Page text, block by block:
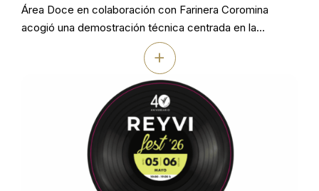
Área Doce en colaboración con Farinera Coromina
acogió una demostración técnica centrada en la
elaboración de panes rústicos de alta hidratación e
integrales. Jérôme Foulquier trabajó con masa madre
natural y levadura, mostrando cómo adaptar estos
formatos a la realidad del obrador artesanal actual, […]
+